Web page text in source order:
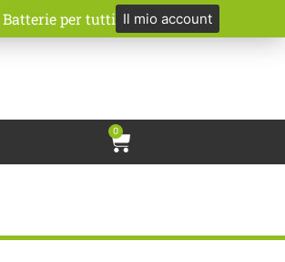
Batterie per tutti Il mio account
0